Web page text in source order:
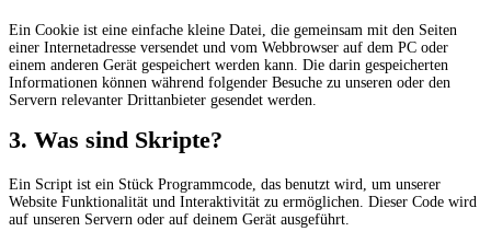
Ein Cookie ist eine einfache kleine Datei, die gemeinsam mit den Seiten
einer Internetadresse versendet und vom Webbrowser auf dem PC oder
einem anderen Gerät gespeichert werden kann. Die darin gespeicherten
Informationen können während folgender Besuche zu unseren oder den
Servern relevanter Drittanbieter gesendet werden.
3. Was sind Skripte?
Ein Script ist ein Stück Programmcode, das benutzt wird, um unserer
Website Funktionalität und Interaktivität zu ermöglichen. Dieser Code wird
auf unseren Servern oder auf deinem Gerät ausgeführt.